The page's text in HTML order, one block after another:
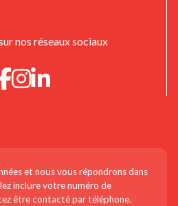
nos réseaux sociaux
et nous vous répondrons dans
inclure votre numéro de
être contacté par téléphone.